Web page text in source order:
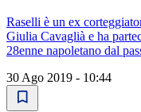
Raselli è un ex
Giulia Cavaglià e ha
28enne napoletano dal
30 Ago 2019 - 10:44